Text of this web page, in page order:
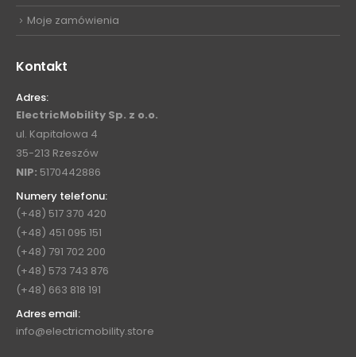
Moje zamówienia
Kontakt
Adres:
ElectricMobility Sp. z o.o.
ul. Kapitałowa 4
35-213 Rzeszów
NIP: 5170442886
Numery telefonu:
(+48) 517 370 420
(+48) 451 095 151
(+48) 791 702 200
(+48) 573 743 876
(+48) 663 818 191
Adres email:
info@electricmobility.store